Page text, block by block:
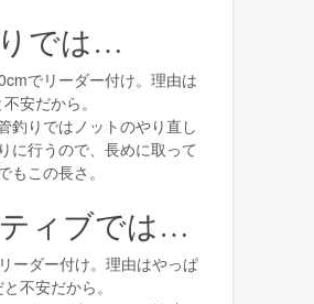
では…
でリーダー付け。理由は
安だから。
釣りではノットのやり直し
に行うので、長めに取って
もこの長さ。
ィブでは…
ーダー付け。理由はやっぱ
不安だから。